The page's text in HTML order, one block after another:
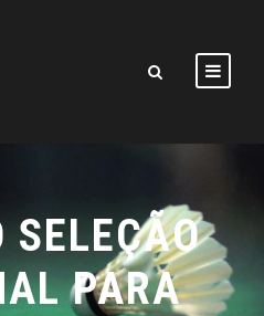
SELEÇÃO
PARA